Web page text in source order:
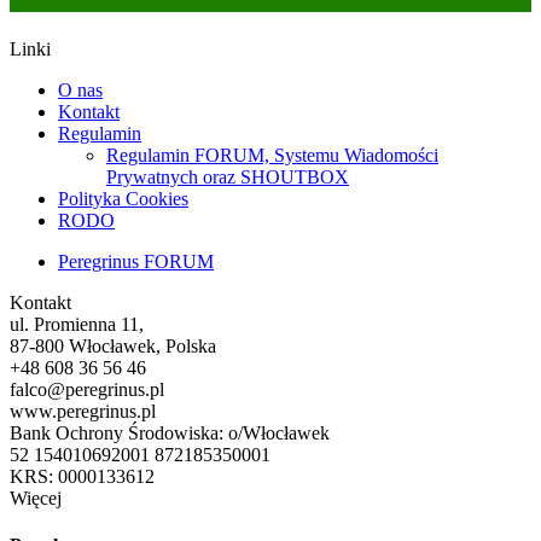
Linki
O nas
Kontakt
Regulamin
Regulamin FORUM, Systemu Wiadomości
Prywatnych oraz SHOUTBOX
Polityka Cookies
RODO
Peregrinus FORUM
Kontakt
ul. Promienna 11,
87-800 Włocławek, Polska
+48 608 36 56 46
falco@peregrinus.pl
www.peregrinus.pl
Bank Ochrony Środowiska: o/Włocławek
52 154010692001 872185350001
KRS: 0000133612
Więcej